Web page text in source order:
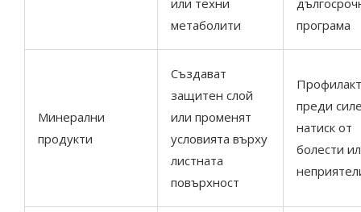
или техни
метаболити
програма
Минерални
продукти
Създават
защитен слой
или променят
условията върху
листната
повърхност
преди
натиск от
болести